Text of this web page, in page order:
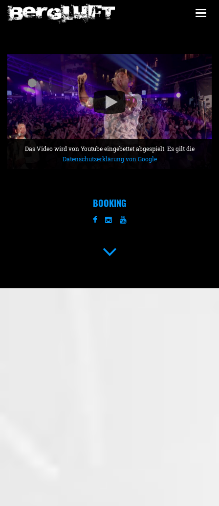
Das Video wird von Youtube eingebettet abgespielt. Es gilt die
Datenschutzerklärung von Google
BOOKING